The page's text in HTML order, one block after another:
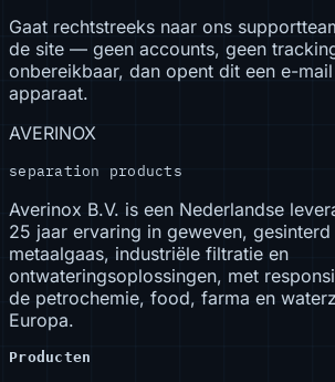
Gaat rechtstreeks naar ons
de site — geen accounts, geen
onbereikbaar, dan opent dit een e-
apparaat.
AVERINOX
separation products
Averinox B.V. is een Nederlandse
25 jaar ervaring in geweven,
metaalgaas, industriële filtratie en
ontwateringsoplossingen, met
de petrochemie, food, farma en
Europa.
Producten